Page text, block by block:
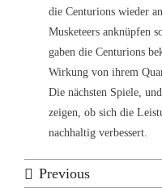
die Centurions wieder
Musketeers anknüpfen
gaben die Centurions
Wirkung von ihrem
Die nächsten Spiele,
zeigen, ob sich die
nachhaltig verbessert.
Previous